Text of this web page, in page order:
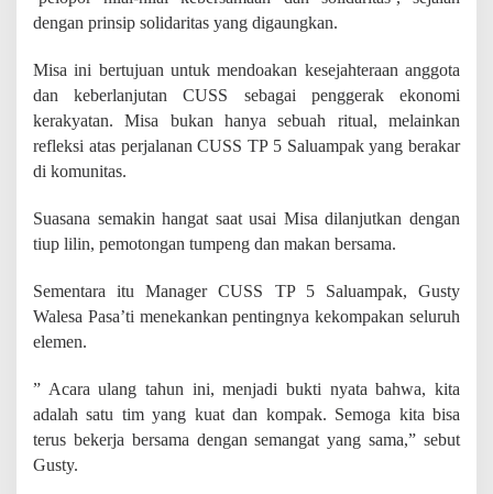
h
n
a
dengan prinsip solidaritas yang digaungkan.
Misa ini bertujuan untuk mendoakan kesejahteraan anggota
dan keberlanjutan CUSS sebagai penggerak ekonomi
kerakyatan. Misa bukan hanya sebuah ritual, melainkan
refleksi atas perjalanan CUSS TP 5 Saluampak yang berakar
di komunitas.
Suasana semakin hangat saat usai Misa dilanjutkan dengan
tiup lilin, pemotongan tumpeng dan makan bersama.
Sementara itu Manager CUSS TP 5 Saluampak, Gusty
Walesa Pasa’ti menekankan pentingnya kekompakan seluruh
elemen.
” Acara ulang tahun ini, menjadi bukti nyata bahwa, kita
adalah satu tim yang kuat dan kompak. Semoga kita bisa
terus bekerja bersama dengan semangat yang sama,” sebut
Gusty.